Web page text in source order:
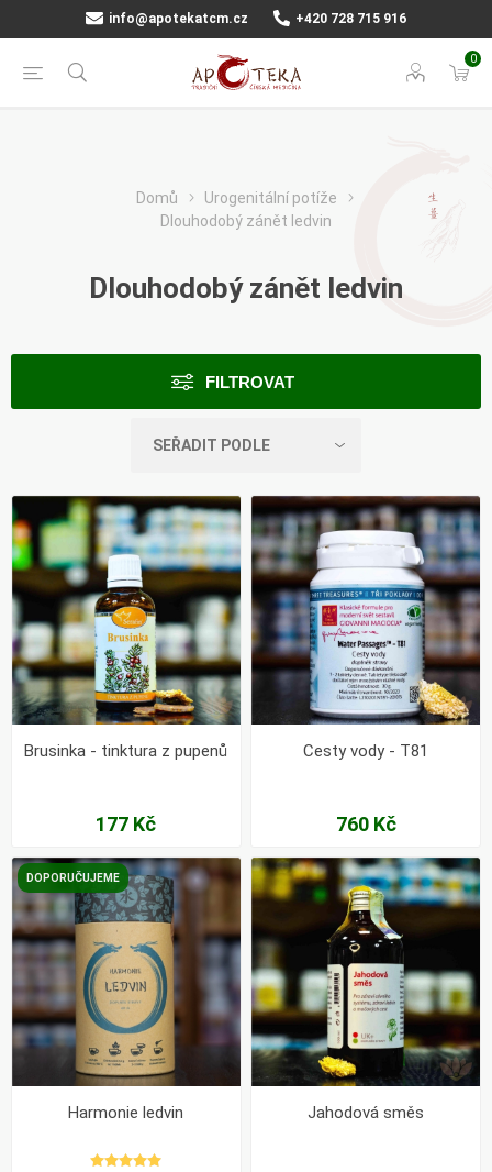
info@apotekatcm.cz +420 728 715 916
0
Domů
Urogenitální potíže
Dlouhodobý zánět ledvin
Dlouhodobý zánět ledvin
FILTROVAT
Brusinka - tinktura z pupenů
177 Kč
Cesty vody - T81
760 Kč
DOPORUČUJEME
Harmonie ledvin Jahodová směs